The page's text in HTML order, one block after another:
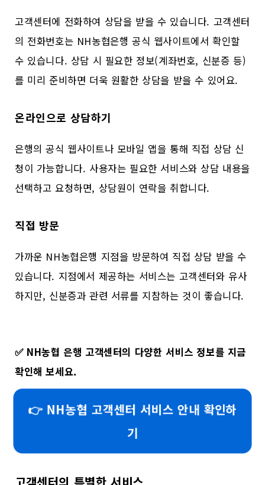
고객센터에 전화하여 상담을 받을 수 있습니다. 고객센터
의 전화번호는 NH농협은행 공식 웹사이트에서 확인할
수 있습니다. 상담 시 필요한 정보(계좌번호, 신분증 등)
를 미리 준비하면 더욱 원활한 상담을 받을 수 있어요.
온라인으로 상담하기
은행의 공식 웹사이트나 모바일 앱을 통해 직접 상담 신
청이 가능합니다. 사용자는 필요한 서비스와 상담 내용을
선택하고 요청하면, 상담원이 연락을 취합니다.
직접 방문
가까운 NH농협은행 지점을 방문하여 직접 상담 받을 수
있습니다. 지점에서 제공하는 서비스는 고객센터와 유사
하지만, 신분증과 관련 서류를 지참하는 것이 좋습니다.
✅ NH농협 은행 고객센터의 다양한 서비스 정보를 지금
확인해 보세요.
👉 NH농협 고객센터 서비스 안내 확인하
기